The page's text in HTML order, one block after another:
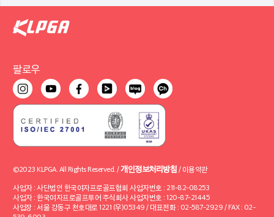
팔로우
©2023 KLPGA. All Rights Reserved. /개인정보처리방침 / 이용약관
사업자 : 사단법인 한국여자프로골프협회 사업자번호 : 211-82-08253
사업자 : 한국여자프로골프투어 주식회사 사업자번호 : 120-87-21445
사업장 : 서울 강동구 천호대로 1221 (우)05349 / 대표전화 : 02-587-2929 / FAX : 02-